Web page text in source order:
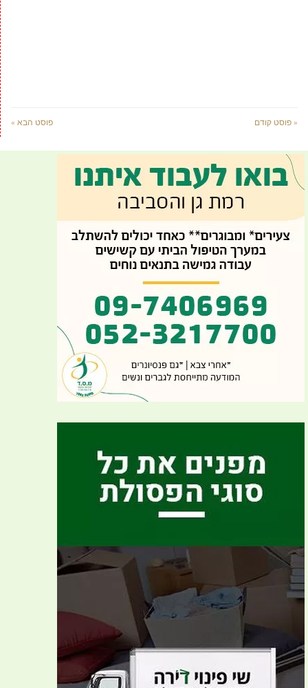
« פוסט קודם פוסט הבא »